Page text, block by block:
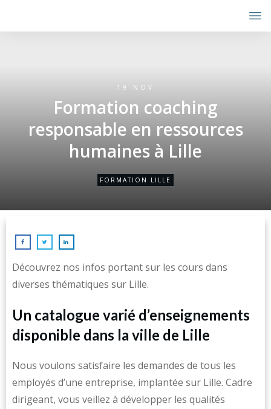
19 NOV
Formation coaching
responsable en ressources
humaines à Lille
FORMATION LILLE
Découvrez nos infos portant sur les cours dans
diverses thématiques sur Lille.
Un catalogue varié d’enseignements
disponible dans la ville de Lille
Nous voulons satisfaire les demandes de tous les
employés d’une entreprise, implantée sur Lille. Cadre
dirigeant, vous veillez à développer les qualités